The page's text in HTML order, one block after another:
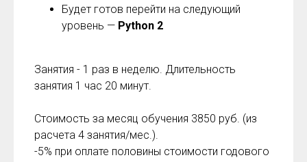
Будет готов перейти на следующий
уровень — Python 2
Занятия - 1 раз в неделю. Длительность
занятия 1 час 20 минут.
Стоимость за месяц обучения 3850 руб. (из
расчета 4 занятия/мес.).
-5% при оплате половины стоимости годового